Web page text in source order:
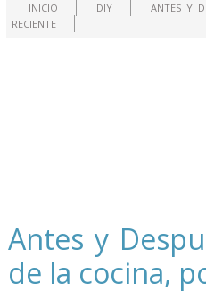
INICIO DIY ANTES Y
RECIENTE
Antes y
de la cocina,